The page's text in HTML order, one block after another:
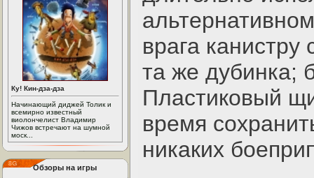
Ку! Кин-дза-дза
Начинающий диджей Толик и
всемирно известный
виолончелист Владимир
Чижов встречают на шумной
моск...
Обзоры на игры
врага
та же дубинка;
Пластиковый
время
никаких